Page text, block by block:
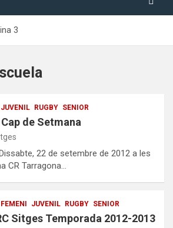
3
JUVENIL RUGBY SENIOR
de Setmana
22 de setembre de 2012 a les
CR Tarragona…
FEMENI JUVENIL RUGBY SENIOR
Sitges Temporada 2012-2013